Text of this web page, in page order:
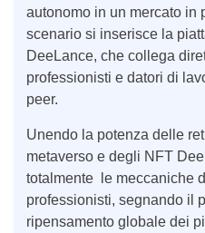
autonomo in un mercato in
scenario si inserisce la
DeeLance, che collega
professionisti e datori di
peer.
Unendo la potenza delle
metaverso e degli NFT
totalmente le meccaniche
professionisti, segnando il
ripensamento globale dei